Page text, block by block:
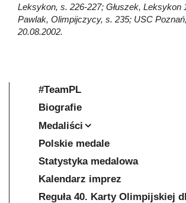
Leksykon, s. 226-227; Głuszek, Leksykon
Pawlak, Olimpijczycy, s. 235; USC
20.08.2002.
#TeamPL
Biografie
Medaliści
Polskie medale
Statystyka medalowa
Kalendarz imprez
Reguła 40. Karty Olimpijskiej